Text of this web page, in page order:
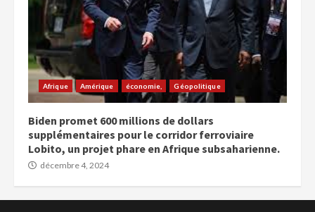
Afrique Amérique économie, Géopolitique
Biden promet 600 millions de dollars
supplémentaires pour le corridor ferroviaire
Lobito, un projet phare en Afrique subsaharienne.
décembre 4, 2024